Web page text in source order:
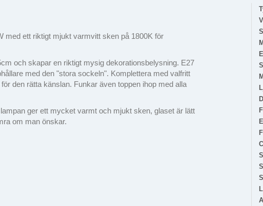
med ett riktigt mjukt varmvitt sken på 1800K för
och skapar en riktigt mysig dekorationsbelysning. E27
med den "stora sockeln". Komplettera med valfritt
den rätta känslan. Funkar även toppen ihop med alla
ger ett mycket varmt och mjukt sken, glaset är lätt
om man önskar.